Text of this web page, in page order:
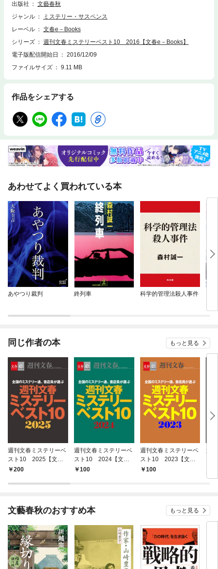
番子さんによる今年のミステリー ヒトコマ漫画トップ10作品のあらす
じ、および熱烈推薦コメント！特別収録 池上冬樹、千街晶之両氏によ
出版社
文藝春秋
ジャンル
ミステリー・サスペンス
レーベル
文春e－Books
シリーズ
週刊文春ミステリーベスト10 2016【文春e－Books】
電子版配信開始日
2016/12/09
ファイルサイズ
9.11 MB
作品をシェアする
あわせてよく買われている本
あやつり裁判 終列車 科学的管理法殺人事件
ラ
同じ作者の本 もっと見る
週刊文春ミステリーベ
スト10 2025【文春e
ーBooks】
200
週刊文春ミステリーベ
スト10 2024【文春e
ーBooks】
100
週刊文春ミステリーベ
スト10 2023【文春e
-Books】
100
週
文藝春秋のおすすめ本 もっと見る